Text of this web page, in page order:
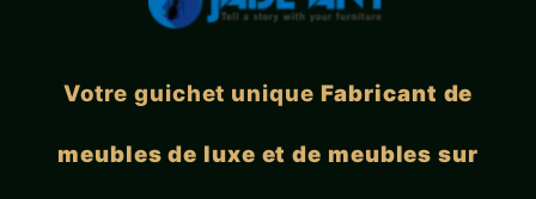
Votre guichet unique Fabricant de
meubles de luxe et de meubles sur